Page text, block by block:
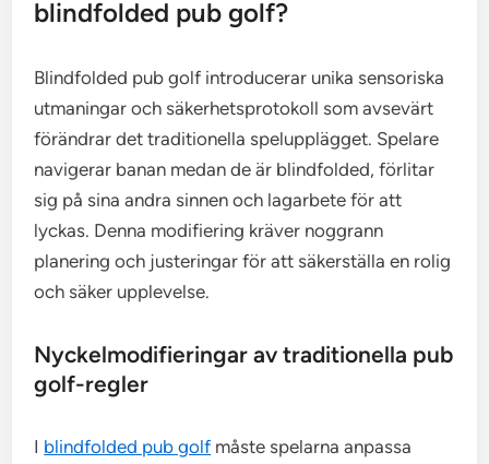
blindfolded pub golf?
Blindfolded pub golf introducerar unika sensoriska
utmaningar och säkerhetsprotokoll som avsevärt
förändrar det traditionella spelupplägget. Spelare
navigerar banan medan de är blindfolded, förlitar
sig på sina andra sinnen och lagarbete för att
lyckas. Denna modifiering kräver noggrann
planering och justeringar för att säkerställa en rolig
och säker upplevelse.
Nyckelmodifieringar av traditionella pub
golf-regler
I blindfolded pub golf måste spelarna anpassa